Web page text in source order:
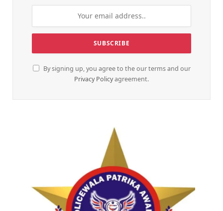
By signing up, you agree to the our terms and our
Privacy Policyagreement.